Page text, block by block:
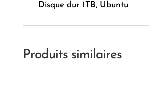
Disque dur 1TB, Ubuntu
Produits similaires